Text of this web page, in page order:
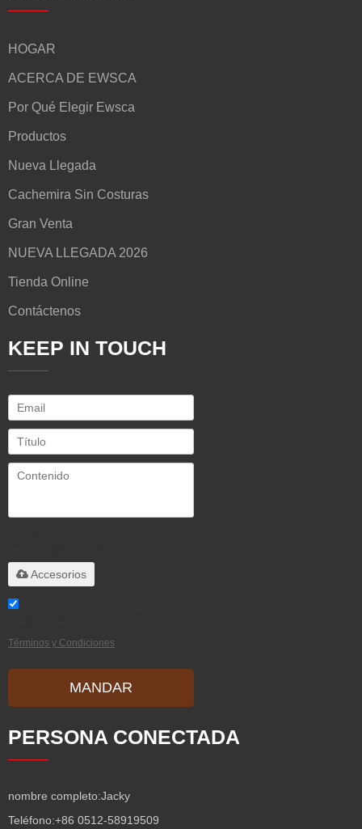
HOGAR
ACERCA DE EWSCA
Por Qué Elegir Ewsca
Productos
Nueva Llegada
Cachemira Sin Costuras
Gran Venta
NUEVA LLEGADA 2026
Tienda Online
Contáctenos
KEEP IN TOUCH
Accesorios
Términos y Condiciones
MANDAR
PERSONA CONECTADA
nombre completo:Jacky
Teléfono:+86 0512-58919509